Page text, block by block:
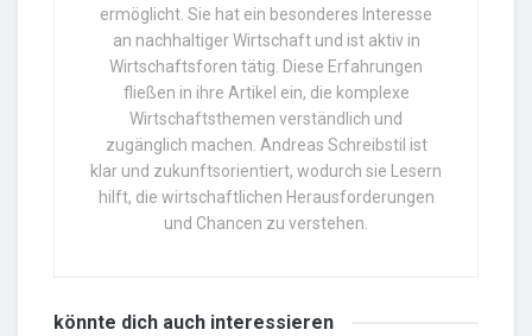
ermöglicht. Sie hat ein besonderes Interesse
an nachhaltiger Wirtschaft und ist aktiv in
Wirtschaftsforen tätig. Diese Erfahrungen
fließen in ihre Artikel ein, die komplexe
Wirtschaftsthemen verständlich und
zugänglich machen. Andreas Schreibstil ist
klar und zukunftsorientiert, wodurch sie Lesern
hilft, die wirtschaftlichen Herausforderungen
und Chancen zu verstehen.
könnte dich auch interessieren